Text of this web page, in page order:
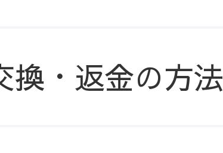
換・返金の方法